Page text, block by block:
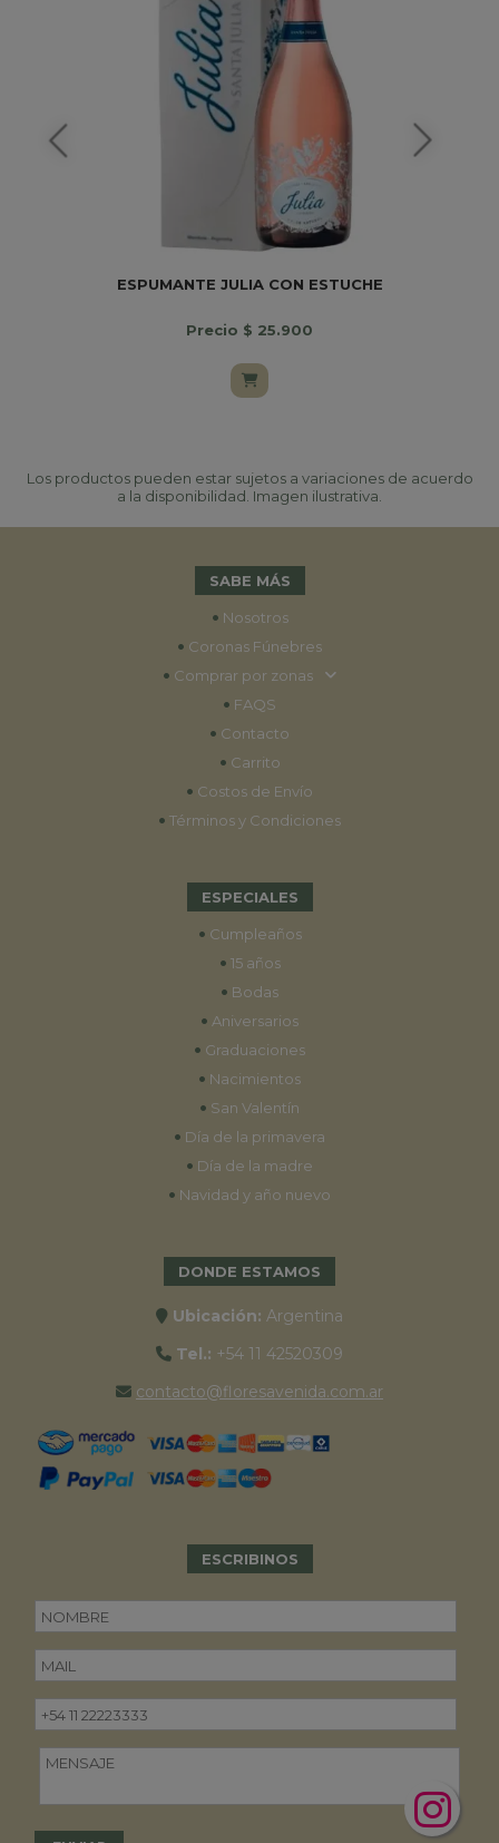
ESPUMANTE JULIA CON ESTUCHE
Precio $ 25.900
Los productos pueden estar sujetos a variaciones de acuerdo
a la disponibilidad. Imagen ilustrativa.
SABE MÁS
• Nosotros
• Coronas Fúnebres
• Comprar por zonas
• FAQS
• Contacto
• Carrito
• Costos de Envío
• Términos y Condiciones
ESPECIALES
• Cumpleaños
• 15 años
• Bodas
• Aniversarios
• Graduaciones
• Nacimientos
• San Valentín
• Día de la primavera
• Día de la madre
• Navidad y año nuevo
DONDE ESTAMOS
Ubicación: Argentina
Tel.: +54 11 42520309
contacto@floresavenida.com.ar
ESCRIBINOS